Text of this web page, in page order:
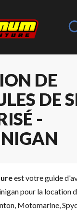
DE
DE
-
est votre guide
pour la location
Motomarine,